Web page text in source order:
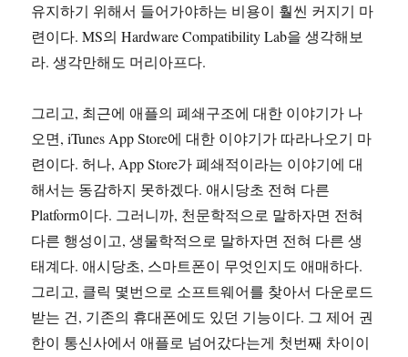
유지하기 위해서 들어가야하는 비용이 훨씬 커지기 마
련이다. MS의 Hardware Compatibility Lab을 생각해보
라. 생각만해도 머리아프다.
그리고, 최근에 애플의 폐쇄구조에 대한 이야기가 나
오면, iTunes App Store에 대한 이야기가 따라나오기 마
련이다. 허나, App Store가 폐쇄적이라는 이야기에 대
해서는 동감하지 못하겠다. 애시당초 전혀 다른
Platform이다. 그러니까, 천문학적으로 말하자면 전혀
다른 행성이고, 생물학적으로 말하자면 전혀 다른 생
태계다. 애시당초, 스마트폰이 무엇인지도 애매하다.
그리고, 클릭 몇번으로 소프트웨어를 찾아서 다운로드
받는 건, 기존의 휴대폰에도 있던 기능이다. 그 제어 권
한이 통신사에서 애플로 넘어갔다는게 첫번째 차이이